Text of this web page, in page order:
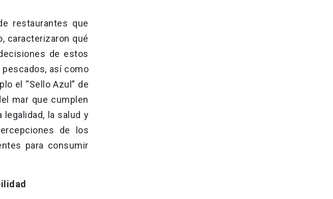
restaurantes que
caracterizaron qué
de estos
así como
el “Sello Azul” de
mar que cumplen
la salud y
de los
para consumir